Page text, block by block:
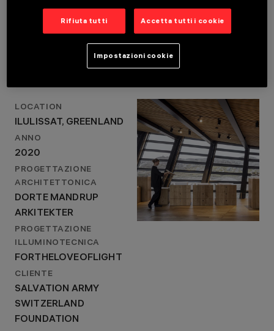
Dettagli del progetto
LOCATION
ILULISSAT, GREENLAND
ANNO
2020
PROGETTAZIONE
ARCHITETTONICA
DORTE MANDRUP
ARKITEKTER
PROGETTAZIONE
ILLUMINOTECNICA
FORTHELOVEOFLIGHT
CLIENTE
SALVATION ARMY
SWITZERLAND
FOUNDATION
Rifiuta tutti Accetta tutti i cookie
Impostazioni cookie